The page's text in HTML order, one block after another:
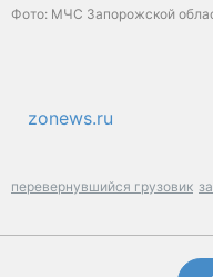
Фото: МЧС Запорожской
zonews.ru
перевернувшийся грузовик